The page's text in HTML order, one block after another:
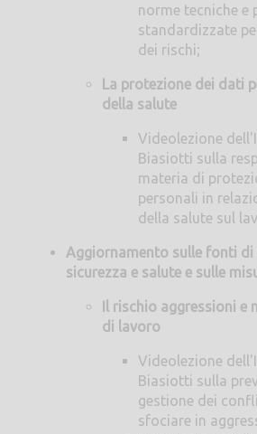
norme tecniche e
standardizzate
dei rischi;
La protezione dei dati
della salute
Videolezione
Biasiotti sulla
materia di
personali in
della salute sul
Aggiornamento sulle fonti di
sicurezza e salute e sulle
Il rischio aggressioni e
di lavoro
Videolezione
Biasiotti sulla
gestione dei
sfociare in